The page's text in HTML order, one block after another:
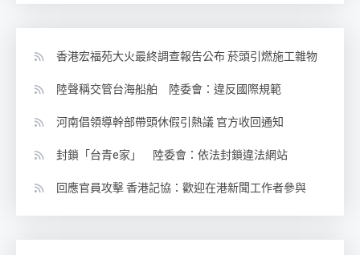
香港宏福苑大火最終調查報告公布 菸頭引燃施工雜物
陸聲稱交管台海船舶 陸委會：違反國際規範
河南倡領導幹部帶頭休假引熱議 官方收回通知
封鎖「台青e家」 陸委會：依法封鎖違法網站
回應官員攻擊 香港記協：歡迎在港新聞工作者參與